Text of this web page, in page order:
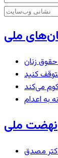
ملی
زنان
می‌کند
به اعدام
نهضت ملی
مصدق